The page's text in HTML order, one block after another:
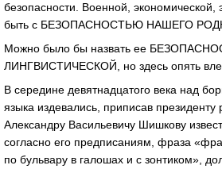
безопасности. Военной, экономической,
быть с БЕЗОПАСНОСТЬЮ НАШЕГО
Можно было бы назвать ее
ЛИНГВИСТИЧЕСКОЙ, но здесь опять
В середине девятнадцатого века над
языка издевались, приписав президенту
Александру Васильевичу Шишкову
согласно его предписаниям, фраза
по бульвару в галошах и с зонтиком»,